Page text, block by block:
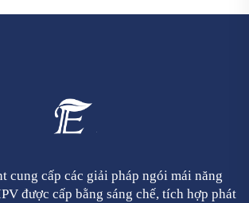
cung cấp các giải pháp ngói mái năng
được cấp bằng sáng chế, tích hợp phát